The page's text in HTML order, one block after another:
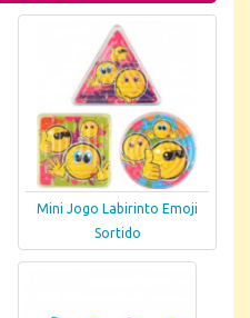
Mini Jogo Labirinto Emoji
Sortido